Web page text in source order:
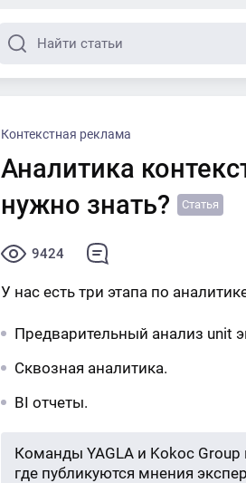
Контекстная реклама
Аналитика
нужно знать?
Статья
9424
У нас есть три этапа по
Предварительный анализ unit
Сквозная аналитика.
BI отчеты.
Команды YAGLA и Kokoc Group
где публикуются мнения